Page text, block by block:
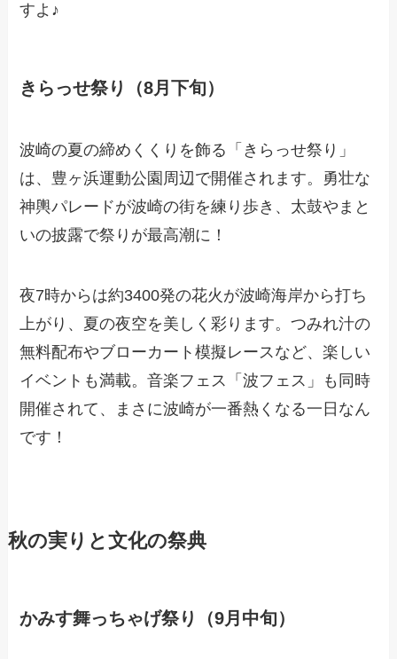
すよ♪
きらっせ祭り（8月下旬）
波崎の夏の締めくくりを飾る「きらっせ祭り」
は、豊ヶ浜運動公園周辺で開催されます。勇壮な
神輿パレードが波崎の街を練り歩き、太鼓やまと
いの披露で祭りが最高潮に！
夜7時からは約3400発の花火が波崎海岸から打ち
上がり、夏の夜空を美しく彩ります。つみれ汁の
無料配布やブローカート模擬レースなど、楽しい
イベントも満載。音楽フェス「波フェス」も同時
開催されて、まさに波崎が一番熱くなる一日なん
です！
秋の実りと文化の祭典
かみす舞っちゃげ祭り（9月中旬）